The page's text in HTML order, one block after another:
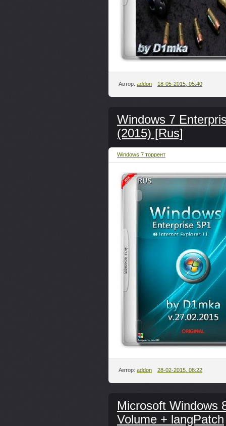
Автор: addon 18-05-2015, 05:40
Windows 7
(2015) [Rus]
Windows 7 торрент
Автор: addon 28-02-2015, 08:22
Microsoft Windows
Volume + langPatch